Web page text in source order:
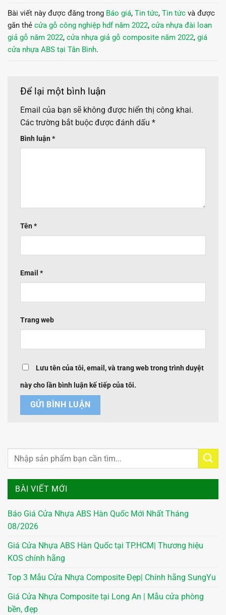
BÀI VIẾT MỚI
Báo Giá Cửa Nhựa ABS Hàn Quốc Mới Nhất Tháng
08/2026
Giá Cửa Nhựa ABS Hàn Quốc tại TP.HCM| Thương hiệu
KOS chính hãng
Top 3 Mẫu Cửa Nhựa Composite Đẹp| Chính hãng SungYu
Giá Cửa Nhựa Composite tại Long An | Mẫu cửa phòng
bền, đẹp
Bài viết này được đăng trong Báo giá, Tin tức, Tin tức và được
gắn thẻ cửa gỗ công nghiệp hdf năm 2022, cửa nhựa đài loan
giả gỗ năm 2022, cửa nhựa giả gỗ composite năm 2022, giá
cửa nhựa ABS tại Tân Bình.
Để lại một bình luận
Email của bạn sẽ không được hiển thị công khai.
Các trường bắt buộc được đánh dấu *
Bình luận *
Tên *
Email *
Trang web
Lưu tên của tôi, email, và trang web trong trình duyệt
này cho lần bình luận kế tiếp của tôi.